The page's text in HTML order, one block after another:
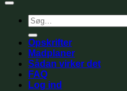
Søg
efter:
Opskrifter
Madplaner
Sådan virker det
FAQ
Log ind